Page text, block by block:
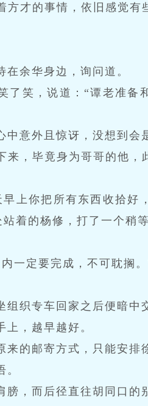
方才的事情，依旧感觉有
余华身边，询问道。
了笑，说道：“谭老准备
意外且惊讶，没想到会
来，毕竟身为哥哥的他
上你把所有东西收拾好
着的杨修，打了一个稍
一定要完成，不可耽搁
织专车回家之后便暗中
，越早越好。
的邮寄方式，只能安排
，而后径直往胡同口的